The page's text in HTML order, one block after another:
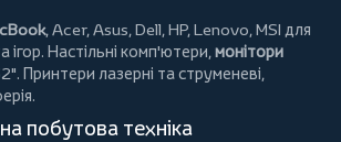
, Acer, Asus, Dell, HP, Lenovo, MSI для
Настільні комп'ютери, монітори
Принтери лазерні та струменеві,
побутова техніка